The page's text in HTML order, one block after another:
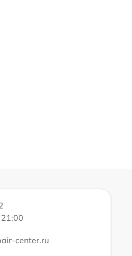
center.ru